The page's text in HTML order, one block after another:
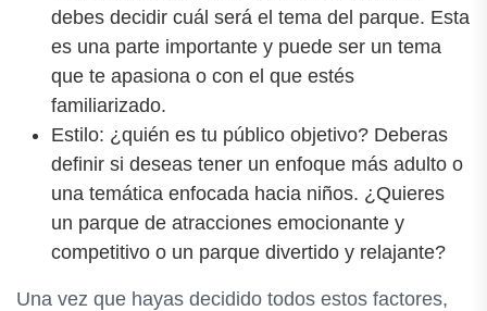
debes decidir cuál será el tema del parque. Esta
es una parte importante y puede ser un tema
que te apasiona o con el que estés
familiarizado.
Estilo: ¿quién es tu público objetivo? Deberas
definir si deseas tener un enfoque más adulto o
una temática enfocada hacia niños. ¿Quieres
un parque de atracciones emocionante y
competitivo o un parque divertido y relajante?
Una vez que hayas decidido todos estos factores,